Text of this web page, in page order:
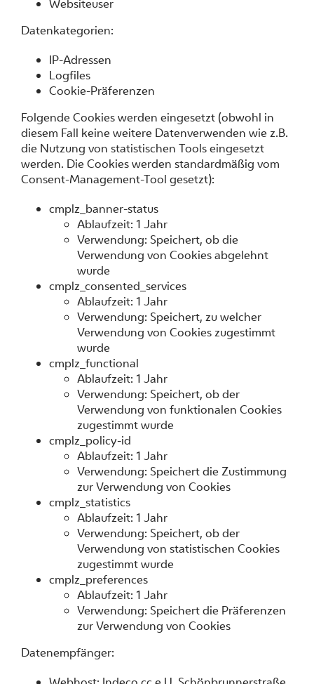
Websiteuser
Datenkategorien:
IP-Adressen
Logfiles
Cookie-Präferenzen
Folgende Cookies werden eingesetzt (obwohl in
diesem Fall keine weitere Datenverwenden wie z.B.
die Nutzung von statistischen Tools eingesetzt
werden. Die Cookies werden standardmäßig vom
Consent-Management-Tool gesetzt):
cmplz_banner-status
Ablaufzeit: 1 Jahr
Verwendung: Speichert, ob die
Verwendung von Cookies abgelehnt
wurde
cmplz_consented_services
Ablaufzeit: 1 Jahr
Verwendung: Speichert, zu welcher
Verwendung von Cookies zugestimmt
wurde
cmplz_functional
Ablaufzeit: 1 Jahr
Verwendung: Speichert, ob der
Verwendung von funktionalen Cookies
zugestimmt wurde
cmplz_policy-id
Ablaufzeit: 1 Jahr
Verwendung: Speichert die Zustimmung
zur Verwendung von Cookies
cmplz_statistics
Ablaufzeit: 1 Jahr
Verwendung: Speichert, ob der
Verwendung von statistischen Cookies
zugestimmt wurde
cmplz_preferences
Ablaufzeit: 1 Jahr
Verwendung: Speichert die Präferenzen
zur Verwendung von Cookies
Datenempfänger: